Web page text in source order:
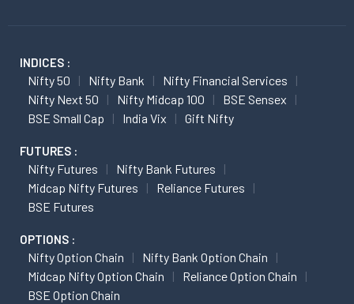
INDICES :
Nifty 50 Nifty Bank
Nifty Financial Services
Nifty Next 50
Nifty Midcap 100
BSE Sensex
BSE Small Cap
India Vix Gift Nifty
FUTURES :
Nifty Futures
Nifty Bank Futures
Midcap Nifty Futures
Reliance Futures
BSE Futures
OPTIONS :
Nifty Option Chain
Nifty Bank Option Chain
Midcap Nifty Option Chain
Reliance Option Chain
BSE Option Chain